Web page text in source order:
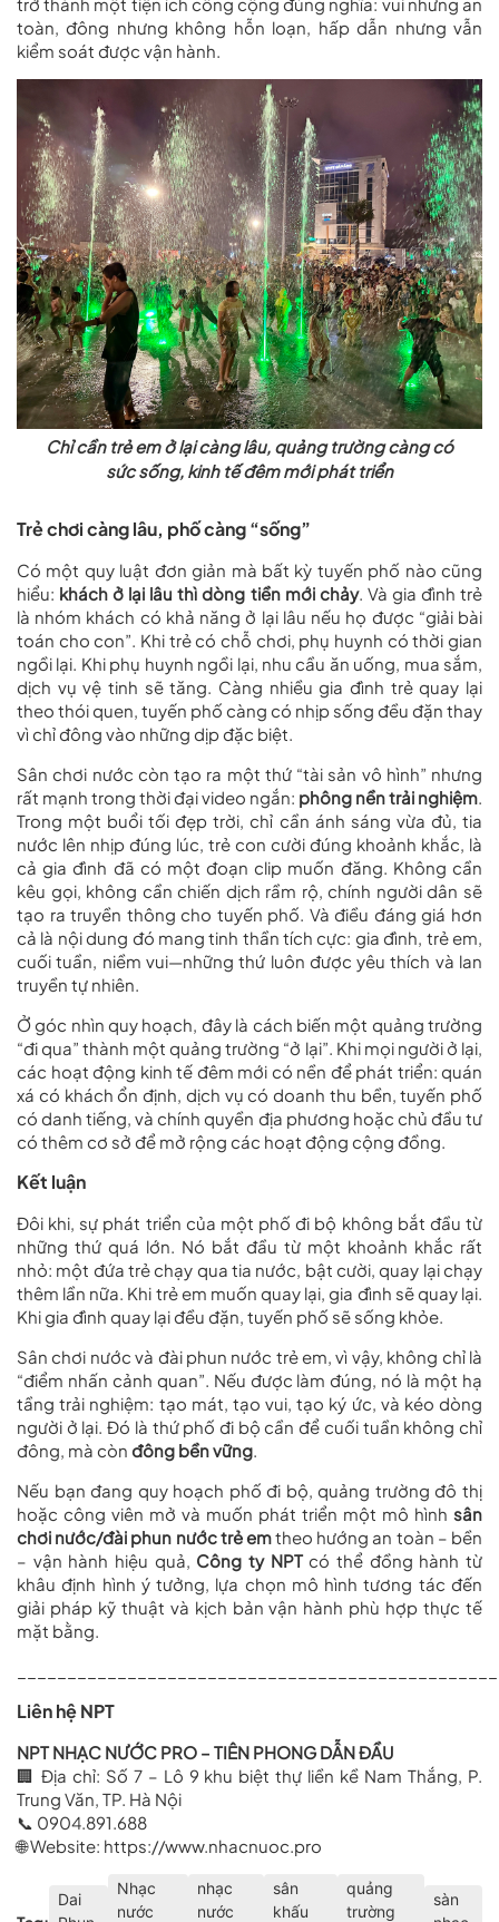
toàn, đông nhưng không hỗn loạn, hấp dẫn nhưng vẫn
kiểm soát được vận hành.
Chỉ cần trẻ em ở lại càng lâu, quảng trường càng có
sức sống, kinh tế đêm mới phát triển
Trẻ chơi càng lâu, phố càng “sống”
Có một quy luật đơn giản mà bất kỳ tuyến phố nào cũng
hiểu: khách ở lại lâu thì dòng tiền mới chảy. Và gia đình trẻ
là nhóm khách có khả năng ở lại lâu nếu họ được “giải bài
toán cho con”. Khi trẻ có chỗ chơi, phụ huynh có thời gian
ngồi lại. Khi phụ huynh ngồi lại, nhu cầu ăn uống, mua sắm,
dịch vụ vệ tinh sẽ tăng. Càng nhiều gia đình trẻ quay lại
theo thói quen, tuyến phố càng có nhịp sống đều đặn thay
vì chỉ đông vào những dịp đặc biệt.
Sân chơi nước còn tạo ra một thứ “tài sản vô hình” nhưng
rất mạnh trong thời đại video ngắn: phông nền trải nghiệm
Trong một buổi tối đẹp trời, chỉ cần ánh sáng vừa đủ, tia
nước lên nhịp đúng lúc, trẻ con cười đúng khoảnh khắc, là
cả gia đình đã có một đoạn clip muốn đăng. Không cần
kêu gọi, không cần chiến dịch rầm rộ, chính người dân sẽ
tạo ra truyền thông cho tuyến phố. Và điều đáng giá hơn
cả là nội dung đó mang tinh thần tích cực: gia đình, trẻ em,
cuối tuần, niềm vui—những thứ luôn được yêu thích và lan
truyền tự nhiên.
Ở góc nhìn quy hoạch, đây là cách biến một quảng trường
“đi qua” thành một quảng trường “ở lại”. Khi mọi người ở lại,
các hoạt động kinh tế đêm mới có nền để phát triển: quán
xá có khách ổn định, dịch vụ có doanh thu bền, tuyến phố
có danh tiếng, và chính quyền địa phương hoặc chủ đầu tư
có thêm cơ sở để mở rộng các hoạt động cộng đồng.
Kết luận
Đôi khi, sự phát triển của một phố đi bộ không bắt đầu từ
những thứ quá lớn. Nó bắt đầu từ một khoảnh khắc rất
nhỏ: một đứa trẻ chạy qua tia nước, bật cười, quay lại chạy
thêm lần nữa. Khi trẻ em muốn quay lại, gia đình sẽ quay lại.
Khi gia đình quay lại đều đặn, tuyến phố sẽ sống khỏe.
Sân chơi nước và đài phun nước trẻ em, vì vậy, không chỉ là
“điểm nhấn cảnh quan”. Nếu được làm đúng, nó là một hạ
tầng trải nghiệm: tạo mát, tạo vui, tạo ký ức, và kéo dòng
người ở lại. Đó là thứ phố đi bộ cần để cuối tuần không chỉ
đông, mà còn đông bền vững
Nếu bạn đang quy hoạch phố đi bộ, quảng trường đô thị
hoặc công viên mở và muốn phát triển một mô hình sân
chơi nước/đài phun nước trẻ emtheo hướng an toàn – bền
– vận hành hiệu quả, Công ty NPTcó thể đồng hành từ
khâu định hình ý tưởng, lựa chọn mô hình tương tác đến
giải pháp kỹ thuật và kịch bản vận hành phù hợp thực tế
mặt bằng.
Liên hệ NPT
NPT NHẠC NƯỚC PRO – TIÊN PHONG DẪN ĐẦU
🏢 Địa chỉ: Số 7 – Lô 9 khu biệt thự liền kề Nam Thắng, P.
Trung Văn, TP. Hà Nội
📞 0904.891.688
🌐 Website: https://www.nhacnuoc.pro
Dai
Nhạc
nước
nhạc
nước
sân
khấu
quảng
trường
sàn